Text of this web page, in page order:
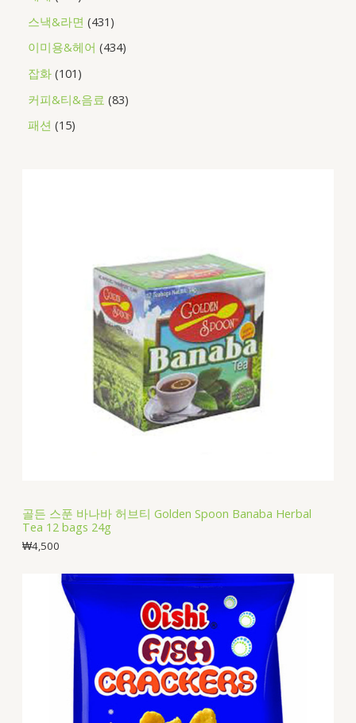
스낵&라면 431
이미용&헤어 434
잡화 101
커피&티&음료 83
패션 15
골든 스푼 바나바 허브티 Golden Spoon Banaba Herbal
Tea 12 bags 24g
₩4,500